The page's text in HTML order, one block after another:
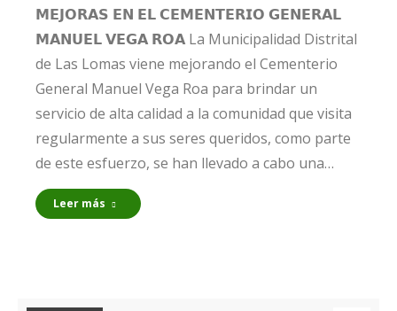
𝗠𝗘𝗝𝗢𝗥𝗔𝗦 𝗘𝗡 𝗘𝗟 𝗖𝗘𝗠𝗘𝗡𝗧𝗘𝗥𝗜𝗢 𝗚𝗘𝗡𝗘𝗥𝗔𝗟
𝗠𝗔𝗡𝗨𝗘𝗟 𝗩𝗘𝗚𝗔 𝗥𝗢𝗔 La Municipalidad Distrital
de Las Lomas viene mejorando el Cementerio
General Manuel Vega Roa para brindar un
servicio de alta calidad a la comunidad que visita
regularmente a sus seres queridos, como parte
de este esfuerzo, se han llevado a cabo una…
Leer más